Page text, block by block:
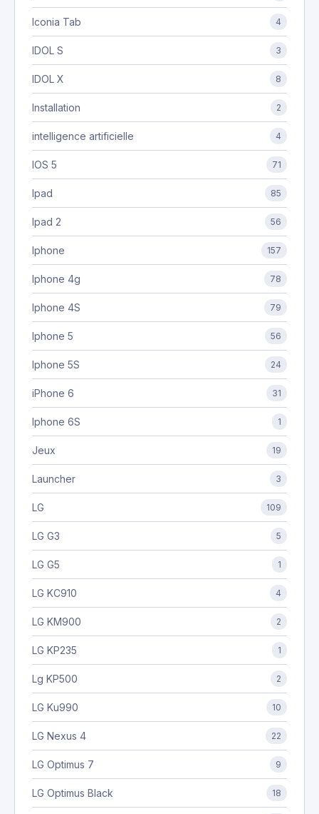
Iconia Tab 4
IDOL S 3
IDOL X 8
Installation 2
intelligence artificielle 4
IOS 5 71
Ipad 85
Ipad 2 56
Iphone 157
Iphone 4g 78
Iphone 4S 79
Iphone 5 56
Iphone 5S 24
iPhone 6 31
Iphone 6S 1
Jeux 19
Launcher 3
LG 109
LG G3 5
LG G5 1
LG KC910 4
LG KM900 2
LG KP235 1
Lg KP500 2
LG Ku990 10
LG Nexus 4 22
LG Optimus 7 9
LG Optimus Black 18